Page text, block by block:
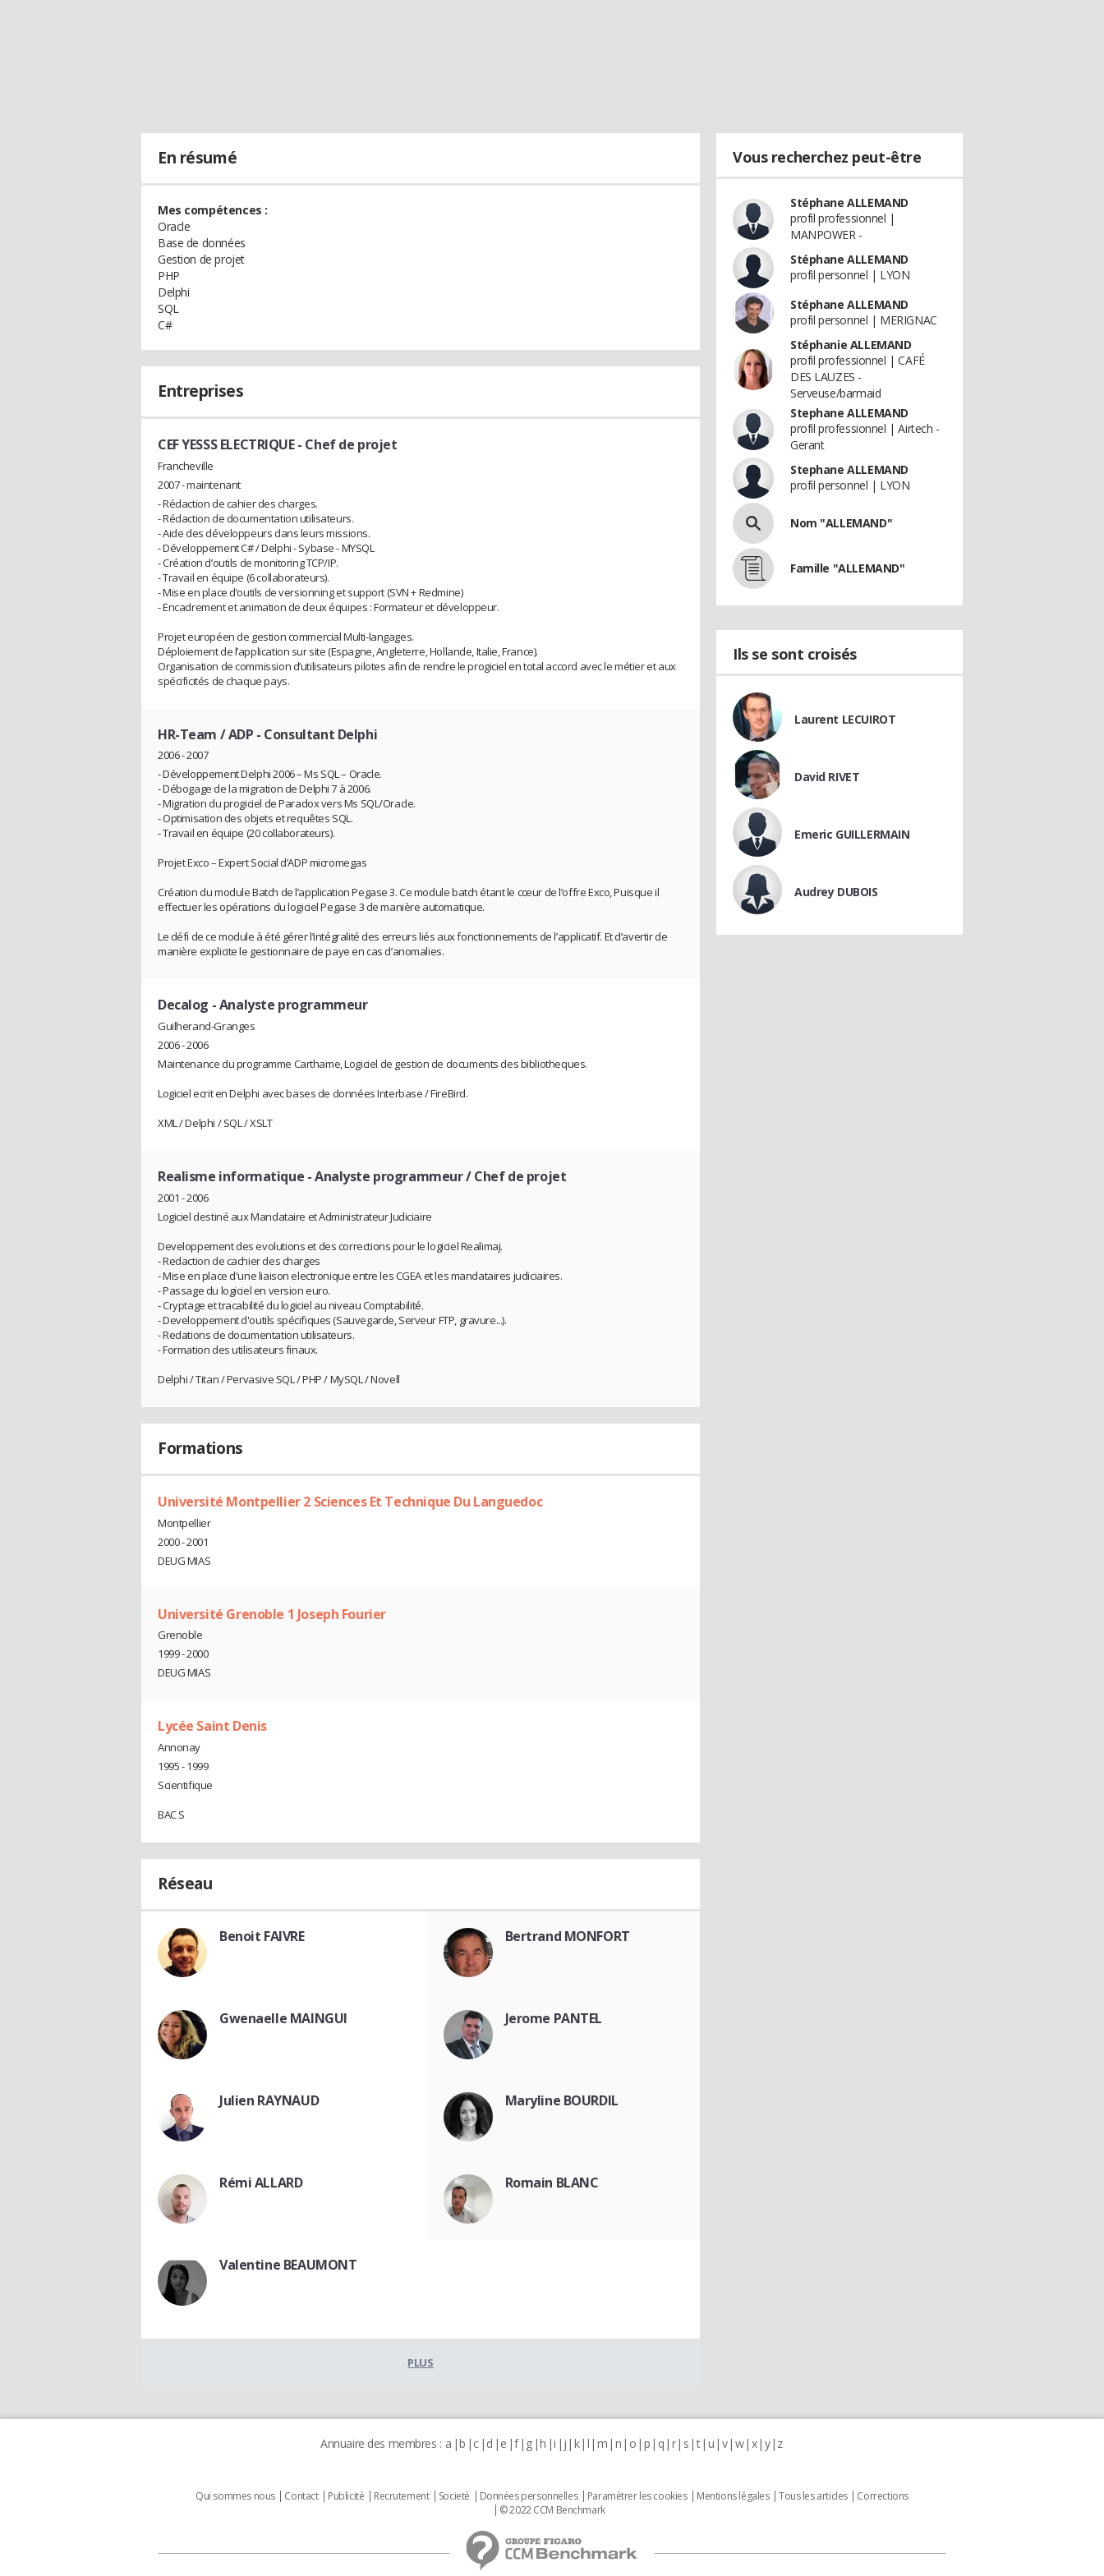
En résumé
Mes compétences :
Oracle
Base de données
Gestion de projet
PHP
Delphi
SQL
C#
Entreprises
CEF YESSS ELECTRIQUE- Chef de projet
Francheville
2007 - maintenant
- Rédaction de cahier des charges.
- Rédaction de documentation utilisateurs.
- Aide des développeurs dans leurs missions.
- Développement C# / Delphi - Sybase - MYSQL
- Création d’outils de monitoring TCP/IP.
- Travail en équipe (6 collaborateurs).
- Mise en place d’outils de versionning et support (SVN + Redmine)
- Encadrement et animation de deux équipes : Formateur et développeur.
Projet européen de gestion commercial Multi-langages.
Déploiement de l’application sur site (Espagne, Angleterre, Hollande, Italie, France).
Organisation de commission d’utilisateurs pilotes afin de rendre le progiciel en total accord avec le métier et aux
spécificités de chaque pays.
HR-Team / ADP - Consultant Delphi
2006 - 2007
- Développement Delphi 2006 – Ms SQL – Oracle.
- Débogage de la migration de Delphi 7 à 2006.
- Migration du progiciel de Paradox vers Ms SQL/Oracle.
- Optimisation des objets et requêtes SQL.
- Travail en équipe (20 collaborateurs).
Projet Exco – Expert Social d’ADP micromegas
Création du module Batch de l’application Pegase 3. Ce module batch étant le cœur de l’offre Exco, Puisque il
effectuer les opérations du logiciel Pegase 3 de manière automatique.
Le défi de ce module à été gérer l’intégralité des erreurs liés aux fonctionnements de l’applicatif. Et d’avertir de
manière explicite le gestionnaire de paye en cas d’anomalies.
Decalog - Analyste programmeur
Guilherand-Granges
2006 - 2006
Maintenance du programme Carthame, Logiciel de gestion de documents des bibliotheques.
Logiciel ecrit en Delphi avec bases de données Interbase / FireBird.
XML / Delphi / SQL / XSLT
Realisme informatique - Analyste programmeur / Chef de projet
2001 - 2006
Logiciel destiné aux Mandataire et Administrateur Judiciaire
Developpement des evolutions et des corrections pour le logiciel Realimaj.
- Redaction de cachier des charges
- Mise en place d'une liaison electronique entre les CGEA et les mandataires judiciaires.
- Passage du logiciel en version euro.
- Cryptage et tracabilité du logiciel au niveau Comptabilité.
- Developpement d'outils spécifiques (Sauvegarde, Serveur FTP, gravure...).
- Redations de documentation utilisateurs.
- Formation des utilisateurs finaux.
Delphi / Titan / Pervasive SQL / PHP / MySQL / Novell
Formations
Université Montpellier 2 Sciences Et Technique Du Languedoc
Montpellier
2000 - 2001
DEUG MIAS
Université Grenoble 1 Joseph Fourier
Grenoble
1999 - 2000
DEUG MIAS
Lycée Saint Denis
Annonay
1995 - 1999
Scientifique
BAC S
Réseau
Benoit FAIVRE Bertrand MONFORT
Gwenaelle MAINGUI Jerome PANTEL
Julien RAYNAUD Maryline BOURDIL
Rémi ALLARD Romain BLANC
Valentine BEAUMONT
PLUS
Vous recherchez peut-être
Stéphane ALLEMAND
profil professionnel |
MANPOWER -
Stéphane ALLEMAND
profil personnel | LYON
Stéphane ALLEMAND
profil personnel | MERIGNAC
Stéphanie ALLEMAND
profil professionnel | CAFÉ
DES LAUZES -
Serveuse/barmaid
Stephane ALLEMAND
profil professionnel | Airtech -
Gerant
Stephane ALLEMAND
profil personnel | LYON
Nom "ALLEMAND"
Famille "ALLEMAND"
Ils se sont croisés
Laurent LECUIROT
David RIVET
Emeric GUILLERMAIN
Audrey DUBOIS
Annuaire des membres : a b c d e f g h i j k l m n o p q r s t u v w x y z
Qui sommes nous Contact Publicité Recrutement Societé Données personnelles Paramétrer les cookies Mentions légales Tous les articles
Corrections
© 2022 CCM Benchmark